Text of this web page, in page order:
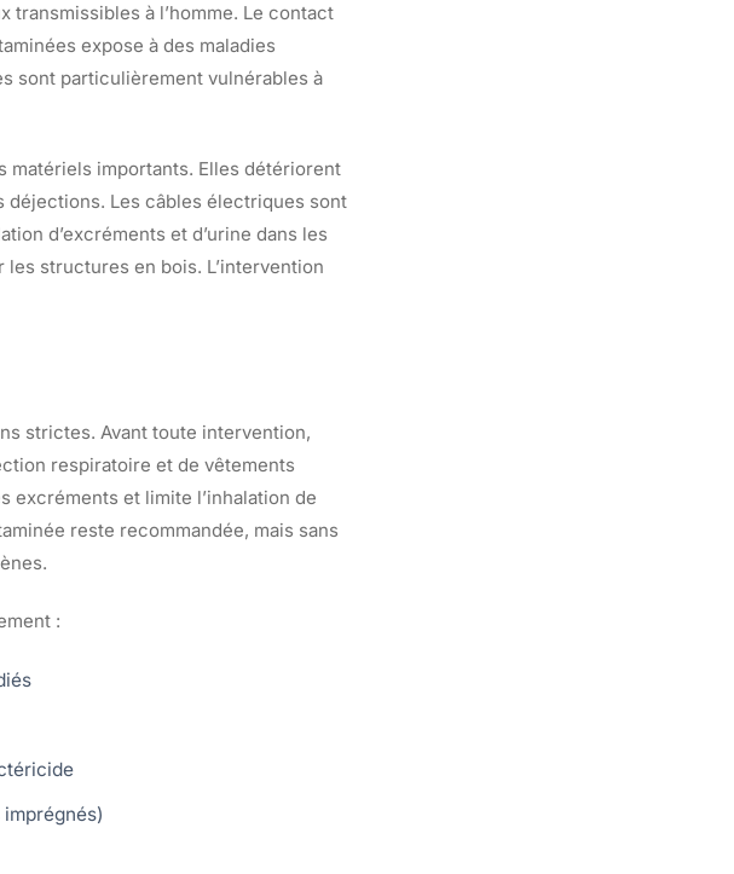
à l’homme. Le contact
expose à des maladies
sont particulièrement vulnérables à
matériels importants. Elles détériorent
déjections. Les câbles électriques sont
d’excréments et d’urine dans les
structures en bois. L’intervention
strictes. Avant toute intervention,
respiratoire et de vêtements
et limite l’inhalation de
reste recommandée, mais sans
: